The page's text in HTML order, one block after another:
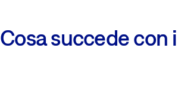
Cosa succede